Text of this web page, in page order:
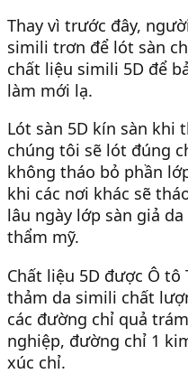
Thay vì trước đây,
simili trơn để lót sàn
chất liệu simili 5D để
làm mới lạ.
Lót sàn 5D kín sàn khi
chúng tôi sẽ lót đúng
không tháo bỏ phần
khi các nơi khác sẽ
lâu ngày lớp sàn giả
thẩm mỹ.
Chất liệu 5D được Ô tô
thảm da simili chất
các đường chỉ quả
nghiệp, đường chỉ 1
xúc chỉ.